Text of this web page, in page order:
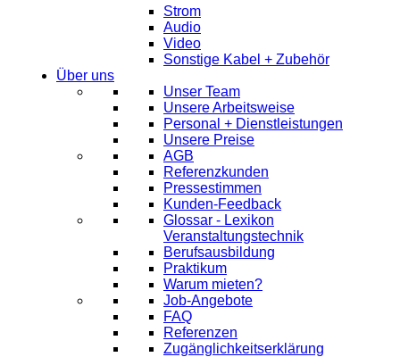
Strom
Audio
Video
Sonstige Kabel + Zubehör
Über uns
Unser Team
Unsere Arbeitsweise
Personal + Dienstleistungen
Unsere Preise
AGB
Referenzkunden
Pressestimmen
Kunden-Feedback
Glossar - Lexikon
Veranstaltungstechnik
Berufsausbildung
Praktikum
Warum mieten?
Job-Angebote
FAQ
Referenzen
Zugänglichkeitserklärung